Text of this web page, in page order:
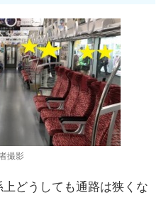
撮影
どうしても通路は狭くな